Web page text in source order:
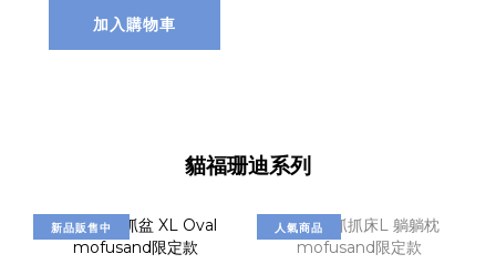
加入購物車
貓福珊迪系列
新品販售中 人氣商品